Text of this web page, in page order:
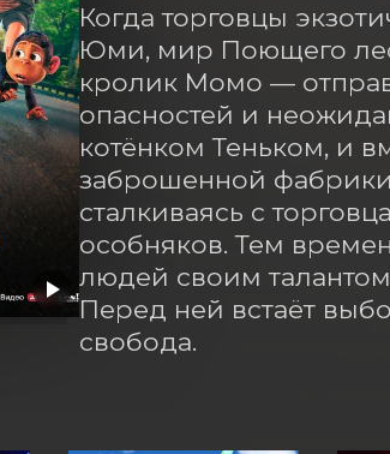
Когда торговцы
Юми, мир Поющего
кролик Момо —
опасностей и
котёнком Теньком, и
заброшенной фабрики
сталкиваясь с
особняков. Тем
людей своим
Перед ней встаёт
свобода.